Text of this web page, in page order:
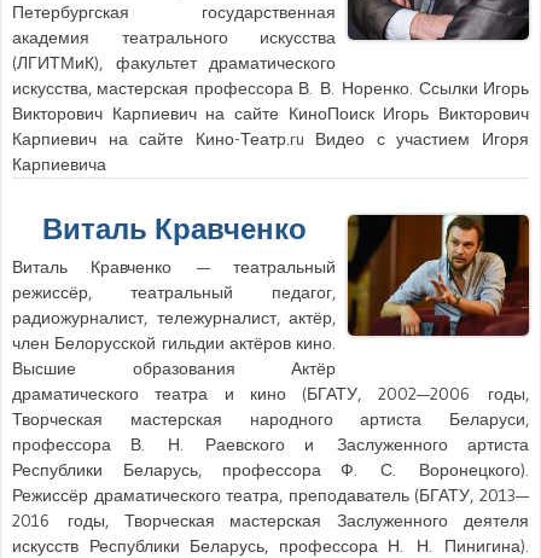
Петербургская государственная
академия театрального искусства
(ЛГИТМиК), факультет драматического
искусства, мастерская профессора В. В. Норенко. Ссылки Игорь
Викторович Карпиевич на сайте КиноПоиск Игорь Викторович
Карпиевич на сайте Кино-Театр.ru Видео с участием Игоря
Карпиевича
Виталь Кравченко
Виталь Кравченко — театральный
режиссёр, театральный педагог,
радиожурналист, тележурналист, актёр,
член Белорусской гильдии актёров кино.
Высшие образования Актёр
драматического театра и кино (БГАТУ, 2002—2006 годы,
Творческая мастерская народного артиста Беларуси,
профессора В. Н. Раевского и Заслуженного артиста
Республики Беларусь, профессора Ф. С. Воронецкого).
Режиссёр драматического театра, преподаватель (БГАТУ, 2013—
2016 годы, Творческая мастерская Заслуженного деятеля
искусств Республики Беларусь, профессора Н. Н. Пинигина).